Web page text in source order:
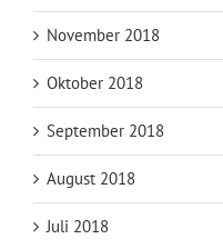
November 2018
Oktober 2018
September 2018
August 2018
Juli 2018